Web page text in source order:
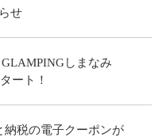
せ
しまなみ
ート！
納税の電子クーポンが